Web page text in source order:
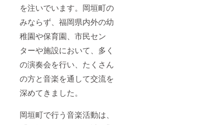
を注いでいます。岡垣町の
みならず、福岡県内外の幼
稚園や保育園、市民セン
ターや施設において、多く
の演奏会を行い、たくさん
の方と音楽を通して交流を
深めてきました。
岡垣町で行う音楽活動は、